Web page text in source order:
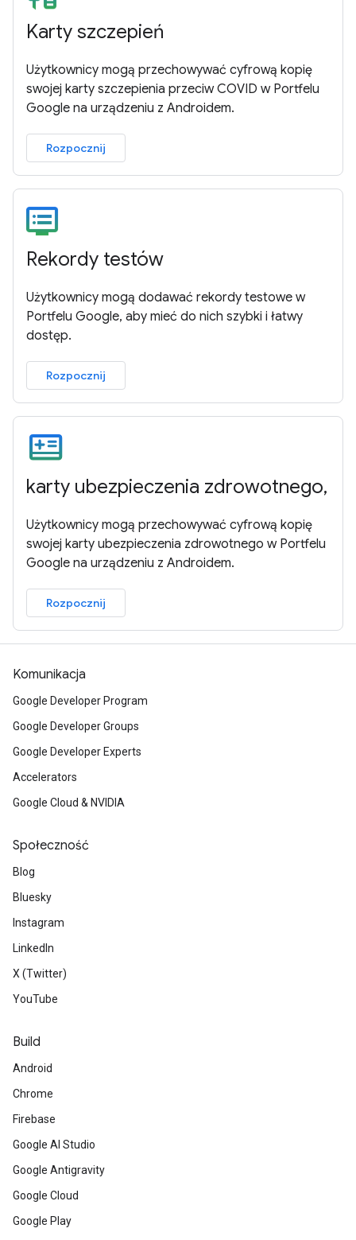
Karty szczepień
Użytkownicy mogą przechowywać cyfrową kopię
swojej karty szczepienia przeciw COVID w Portfelu
Google na urządzeniu z Androidem.
Rozpocznij
Rekordy testów
Użytkownicy mogą dodawać rekordy testowe w
Portfelu Google, aby mieć do nich szybki i łatwy
dostęp.
Rozpocznij
karty ubezpieczenia zdrowotnego,
Użytkownicy mogą przechowywać cyfrową kopię
swojej karty ubezpieczenia zdrowotnego w Portfelu
Google na urządzeniu z Androidem.
Rozpocznij
Komunikacja
Google Developer Program
Google Developer Groups
Google Developer Experts
Accelerators
Google Cloud & NVIDIA
Społeczność
Blog
Bluesky
Instagram
LinkedIn
X (Twitter)
YouTube
Build
Android
Chrome
Firebase
Google AI Studio
Google Antigravity
Google Cloud
Google Play